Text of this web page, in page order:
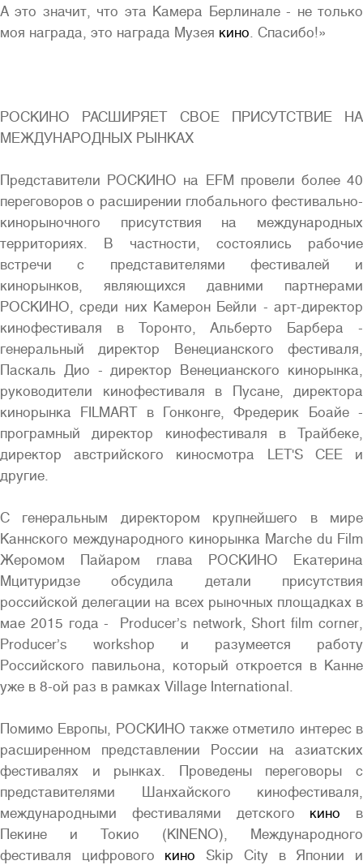
А это значит, что эта Камера Берлинале - не только
моя награда, это награда Музея кино. Спасибо!»
РОСКИНО РАСШИРЯЕТ СВОЕ ПРИСУТСТВИЕ НА
МЕЖДУНАРОДНЫХ РЫНКАХ
Представители РОСКИНО на EFM провели более 40
переговоров о расширении глобального фестивально-
кинорыночного присутствия на международных
территориях. В частности, состоялись рабочие
встречи с представителями фестивалей и
кинорынков, являющихся давними партнерами
РОСКИНО, среди них Камерон Бейли - арт-директор
кинофестиваля в Торонто, Альберто Барбера -
генеральный директор Венецианского фестиваля,
Паскаль Дио - директор Венецианского кинорынка,
руководители кинофестиваля в Пусане, директора
кинорынка FILMART в Гонконге, Фредерик Боайе -
програмный директор кинофестиваля в Трайбеке,
директор австрийского киносмотра LET'S CEE и
другие.
С генеральным директором крупнейшего в мире
Каннского международного кинорынка Marche du Film
Жеромом Пайаром глава РОСКИНО Екатерина
Мцитуридзе обсудила детали присутствия
российской делегации на всех рыночных площадках в
мае 2015 года - Producer’s network, Short film corner,
Producer’s workshop и разумеется работу
Российского павильона, который откроется в Канне
уже в 8-ой раз в рамках Village International.
Помимо Европы, РОСКИНО также отметило интерес в
расширенном представлении России на азиатских
фестивалях и рынках. Проведены переговоры с
представителями Шанхайского кинофестиваля,
международными фестивалями детского кино в
Пекине и Токио (KINENO), Международного
фестиваля цифрового кино Skip City в Японии и